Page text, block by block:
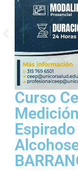
Curso